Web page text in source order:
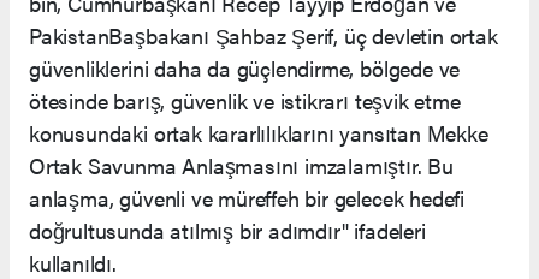
PakistanBaşbakanı Şahbaz Şerif, üç devletin ortak
güvenliklerini daha da güçlendirme, bölgede ve
ötesinde barış, güvenlik ve istikrarı teşvik etme
konusundaki ortak kararlılıklarını yansıtan Mekke
Ortak Savunma Anlaşmasını imzalamıştır. Bu
anlaşma, güvenli ve müreffeh bir gelecek hedefi
doğrultusunda atılmış bir adımdır" ifadeleri
kullanıldı.